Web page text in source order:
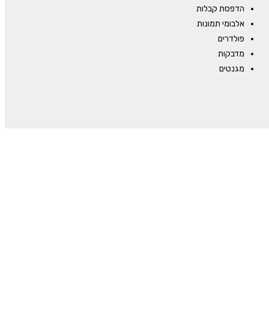
הדפסת קבלות
אלבומי תמונות
פולדרים
מדבקות
מגנטים